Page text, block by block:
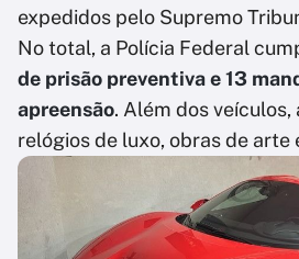
expedidos pelo Supremo
No total, a Polícia Federal
de prisão preventiva e 13
apreensão. Além dos
relógios de luxo, obras de arte